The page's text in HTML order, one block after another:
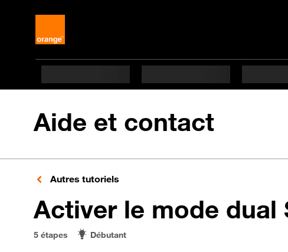
Aide et contact
Autres tutoriels
Activer le mode dual
5 étapes Débutant